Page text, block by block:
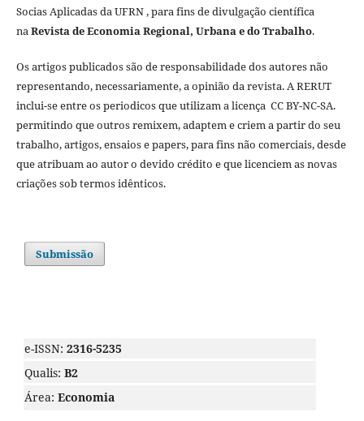
Socias Aplicadas da UFRN , para fins de divulgação científica
naRevista de Economia Regional, Urbana e do Trabalho.
Os artigos publicados são de responsabilidade dos autores não
representando, necessariamente, a opinião da revista. A RERUT
inclui-se entre os periodicos que utilizam a licença CC BY-NC-SA.
permitindo que outros remixem, adaptem e criem a partir do seu
trabalho, artigos, ensaios e papers, para fins não comerciais, desde
que atribuam ao autor o devido crédito e que licenciem as novas
criações sob termos idênticos.
Submissão
e-ISSN: 2316-5235
Qualis: B2
Área: Economia